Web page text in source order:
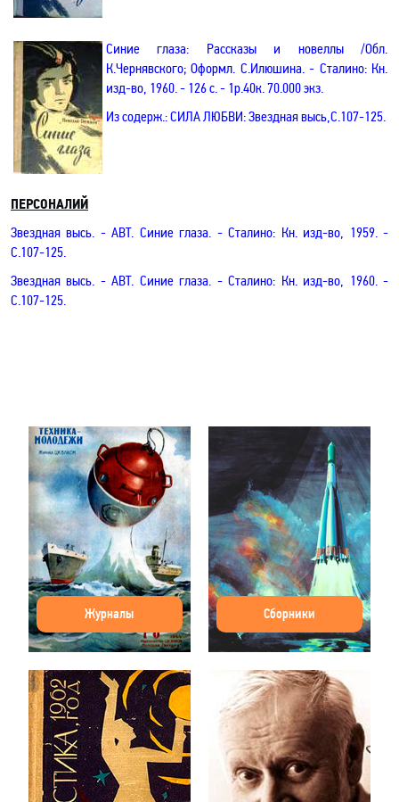
Синие глаза: Рассказы и новеллы /Обл.
К.Чернявского; Оформл. С.Илюшина. - Сталино: Кн.
изд-во, 1960. - 126 с. - 1р.40к. 70.000 экз.
Из содерж.:СИЛА ЛЮБВИ:Звездная высь,С.107-125.
ПЕРСОНАЛИЙ
Звездная высь. - АВТ. Синие глаза. - Сталино: Кн. изд-во, 1959. -
С.107-125.
Звездная высь. - АВТ. Синие глаза. - Сталино: Кн. изд-во, 1960. -
С.107-125.
Журналы Сборники